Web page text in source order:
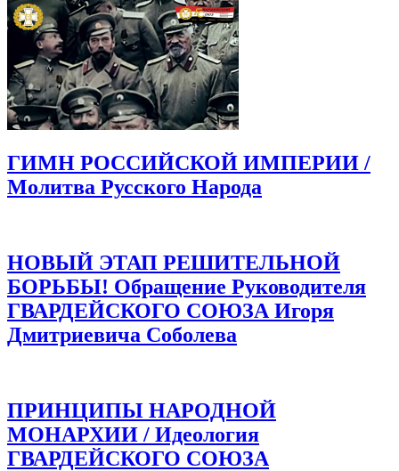
ГИМН РОССИЙСКОЙ ИМПЕРИИ /
Молитва Русского Народа
НОВЫЙ ЭТАП РЕШИТЕЛЬНОЙ
БОРЬБЫ! Обращение Руководителя
ГВАРДЕЙСКОГО СОЮЗА Игоря
Дмитриевича Соболева
ПРИНЦИПЫ НАРОДНОЙ
МОНАРХИИ / Идеология
ГВАРДЕЙСКОГО СОЮЗА